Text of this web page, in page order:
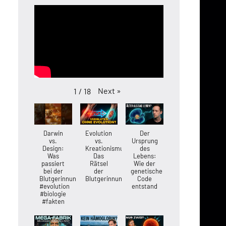
1 / 18 Next »
Darwin
vs.
Design:
Was
passiert
bei der
Blutgerinnung?
#evolution
#biologie
#fakten
Evolution
vs.
Kreationismus:
Das
Rätsel
der
Blutgerinnung
Der
Ursprung
des
Lebens:
Wie der
genetische
Code
entstand